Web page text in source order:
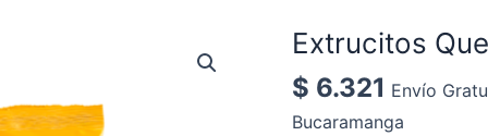
Extrucitos
$ 6.321 Envío
Bucaramanga
Extrucitos
9g
x12